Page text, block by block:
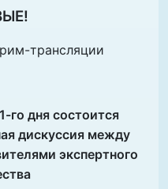
трансляции
го дня состоится
дискуссия между
экспертного